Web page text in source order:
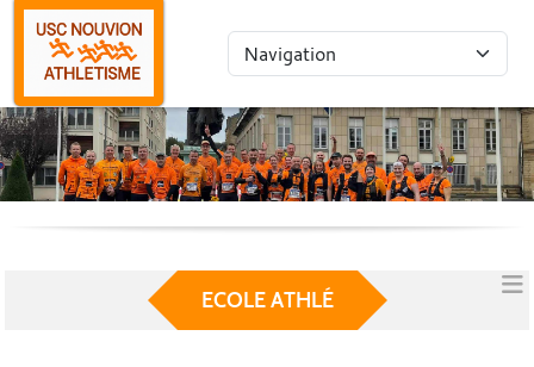
ECOLE ATHLÉ
Panneau de gestion des cookies